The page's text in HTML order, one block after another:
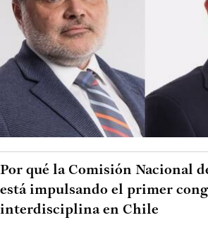
Por qué la Comisión Nacional
está impulsando el primer
interdisciplina en Chile